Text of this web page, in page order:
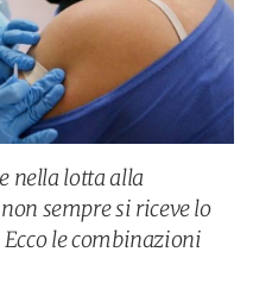
nella lotta alla
sempre si riceve lo
Ecco le combinazioni